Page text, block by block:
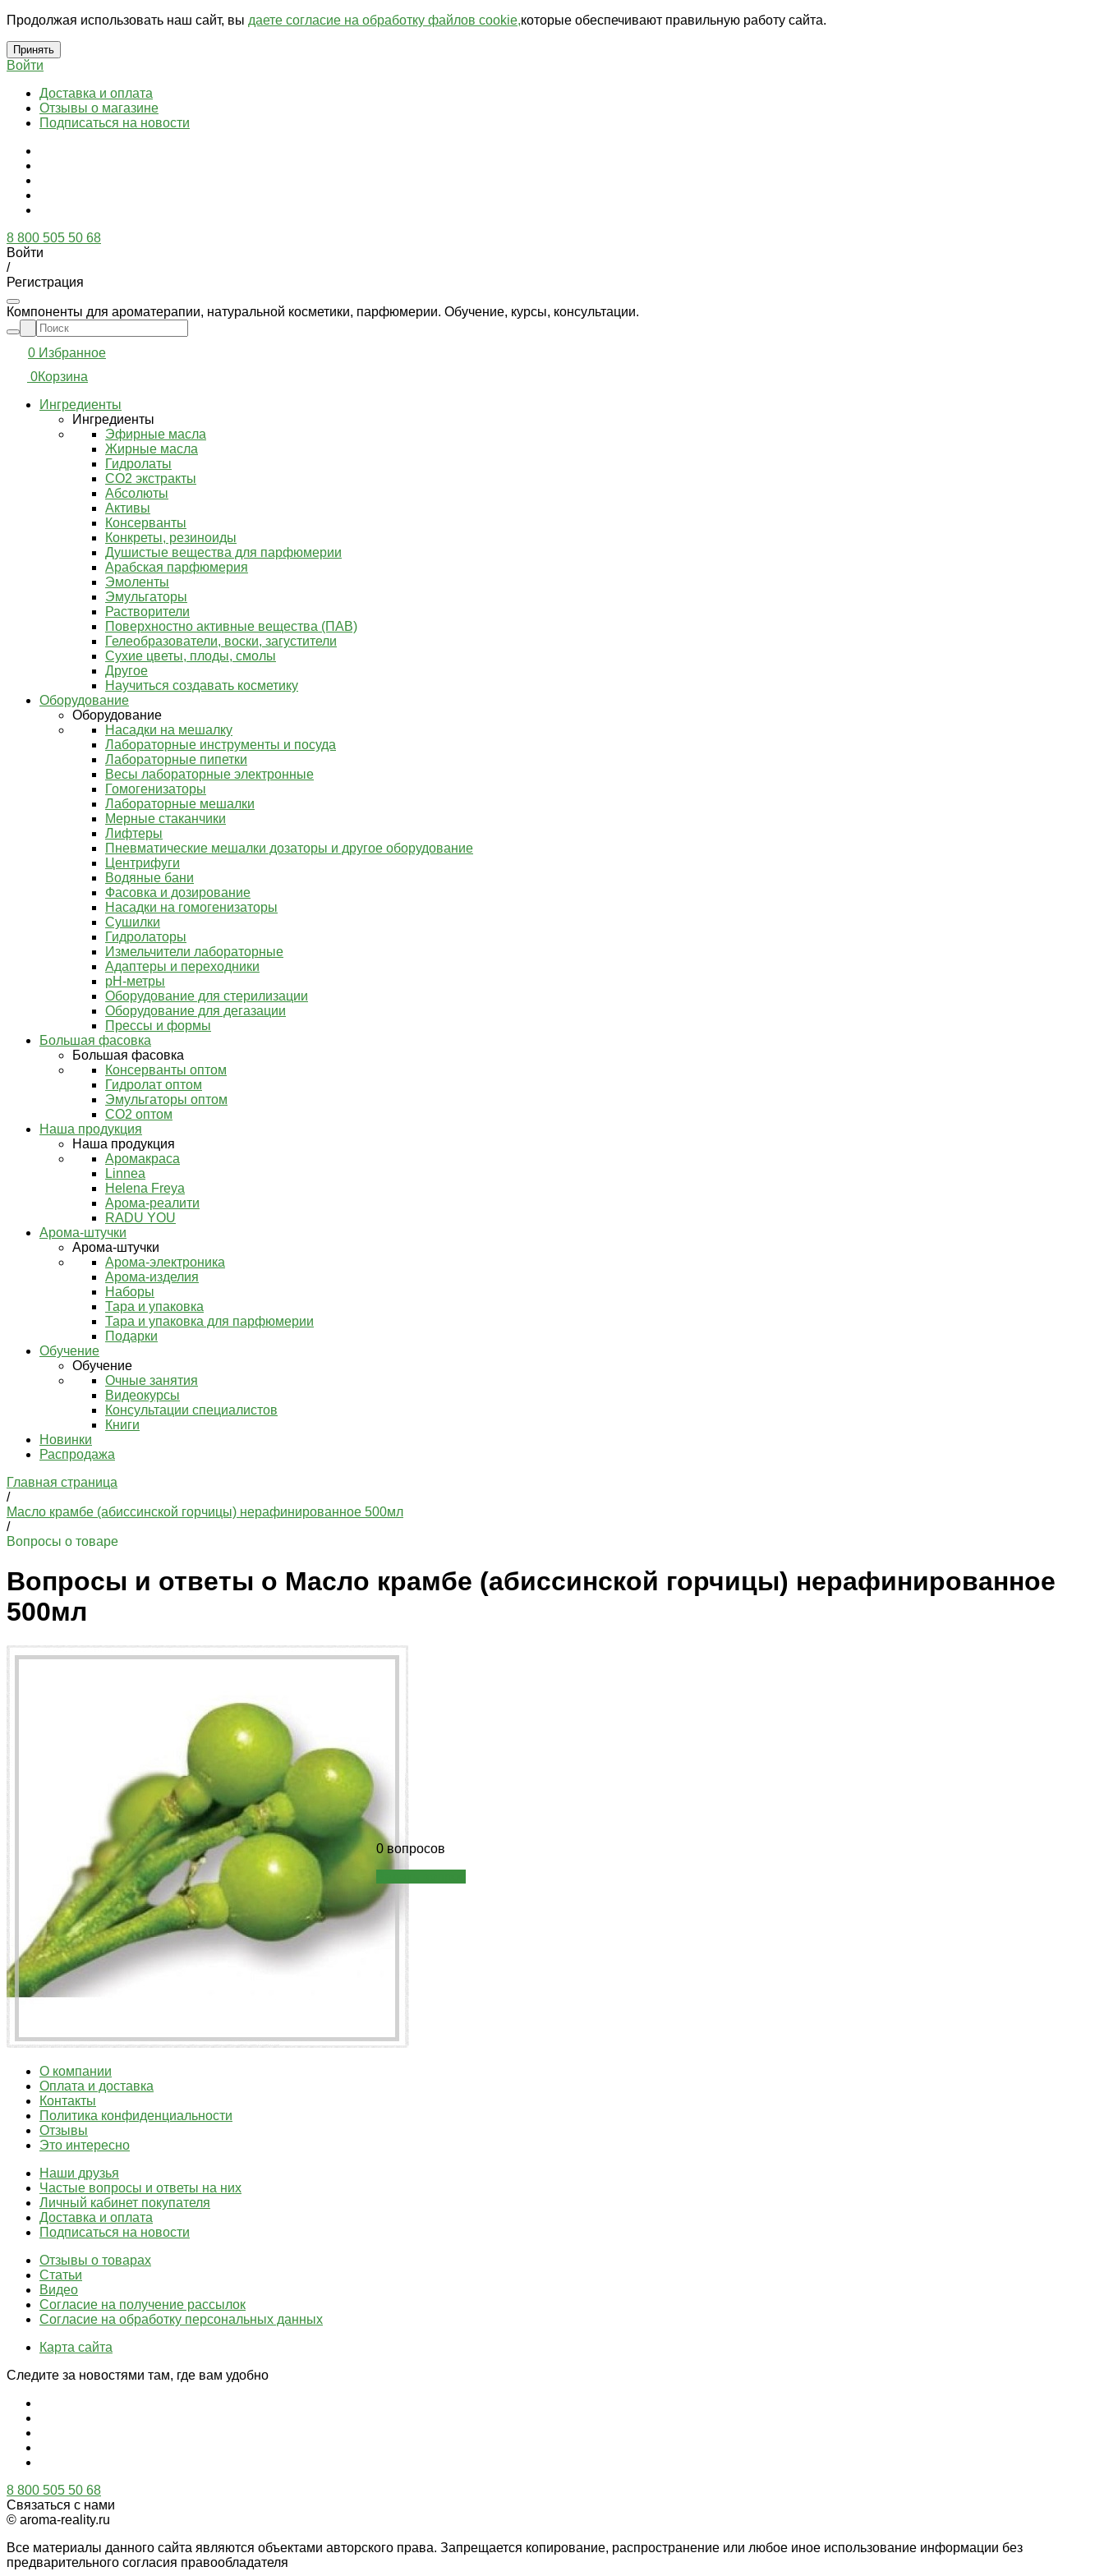
Продолжая использовать наш сайт, вы даете согласие на обработку файлов cookie,которые обеспечивают правильную работу сайта.
Принять
Войти
Доставка и оплата
Отзывы о магазине
Подписаться на новости
8 800 505 50 68
Войти
/
Регистрация
Компоненты для ароматерапии, натуральной косметики, парфюмерии. Обучение, курсы, консультации.
0 Избранное
0Корзина
Ингредиенты
Ингредиенты
Эфирные масла
Жирные масла
Гидролаты
СО2 экстракты
Абсолюты
Активы
Консерванты
Конкреты, резиноиды
Душистые вещества для парфюмерии
Арабская парфюмерия
Эмоленты
Эмульгаторы
Растворители
Поверхностно активные вещества (ПАВ)
Гелеобразователи, воски, загустители
Сухие цветы, плоды, смолы
Другое
Научиться создавать косметику
Оборудование
Оборудование
Насадки на мешалку
Лабораторные инструменты и посуда
Лабораторные пипетки
Весы лабораторные электронные
Гомогенизаторы
Лабораторные мешалки
Мерные стаканчики
Лифтеры
Пневматические мешалки дозаторы и другое оборудование
Центрифуги
Водяные бани
Фасовка и дозирование
Насадки на гомогенизаторы
Сушилки
Гидролаторы
Измельчители лабораторные
Адаптеры и переходники
pH-метры
Оборудование для стерилизации
Оборудование для дегазации
Прессы и формы
Большая фасовка
Большая фасовка
Консерванты оптом
Гидролат оптом
Эмульгаторы оптом
СО2 оптом
Наша продукция
Наша продукция
Аромакраса
Linnea
Helena Freya
Арома-реалити
RADU YOU
Арома-штучки
Арома-штучки
Арома-электроника
Арома-изделия
Наборы
Тара и упаковка
Тара и упаковка для парфюмерии
Подарки
Обучение
Обучение
Очные занятия
Видеокурсы
Консультации специалистов
Книги
Новинки
Распродажа
Главная страница
/
Масло крамбе (абиссинской горчицы) нерафинированное 500мл
/
Вопросы о товаре
Вопросы и ответы о Масло крамбе (абиссинской горчицы) нерафинированное
500мл
0 вопросов
О компании
Оплата и доставка
Контакты
Политика конфиденциальности
Отзывы
Это интересно
Наши друзья
Частые вопросы и ответы на них
Личный кабинет покупателя
Доставка и оплата
Подписаться на новости
Отзывы о товарах
Статьи
Видео
Согласие на получение рассылок
Согласие на обработку персональных данных
Карта сайта
Следите за новостями там, где вам удобно
8 800 505 50 68
Связаться с нами
© aroma-reality.ru
Все материалы данного сайта являются объектами авторского права. Запрещается копирование, распространение или любое иное использование информации без
предварительного согласия правообладателя